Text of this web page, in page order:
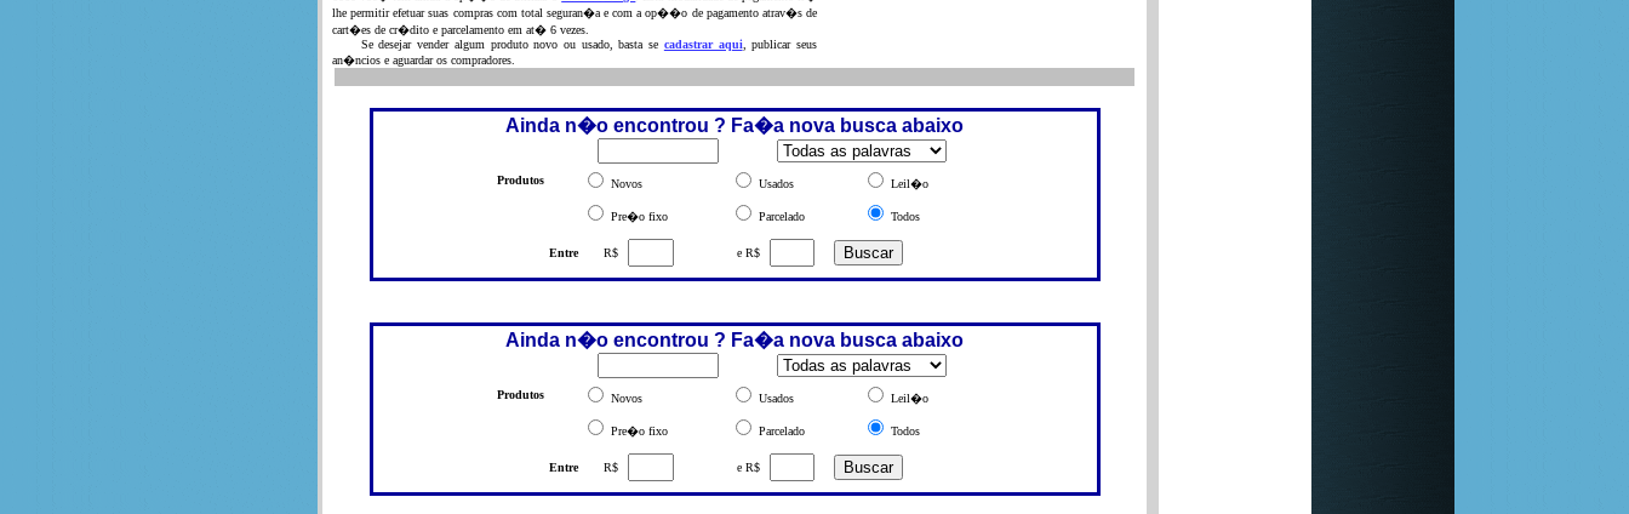
lhe permitir efetuar suas compras com total seguran�a e com a op��o de pagamento atrav�s de
cart�es de cr�dito e parcelamento em at� 6 vezes.
Se desejar vender algum produto novo ou usado, basta se cadastrar aqui, publicar seus
an�ncios e aguardar os compradores.
Ainda n�o encontrou ? Fa�a nova busca abaixo
Produtos Novos Usados Leil�o
Pre�o fixo Parcelado Todos
Entre R$ e R$
Ainda n�o encontrou ? Fa�a nova busca abaixo
Produtos Novos Usados Leil�o
Pre�o fixo Parcelado Todos
Entre R$ e R$